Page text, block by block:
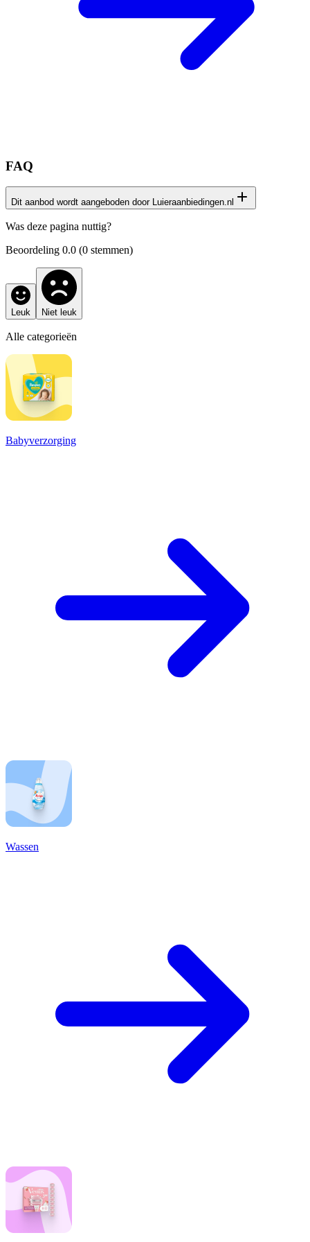
FAQ
Dit aanbod wordt aangeboden door Luieraanbiedingen.nl
Het productaanbod op deze pagina is afkomstig van onze
Was deze pagina nuttig?
Beoordeling 0.0 (0 stemmen)
Leuk Niet leuk
Alle categorieën
Babyverzorging
Wassen